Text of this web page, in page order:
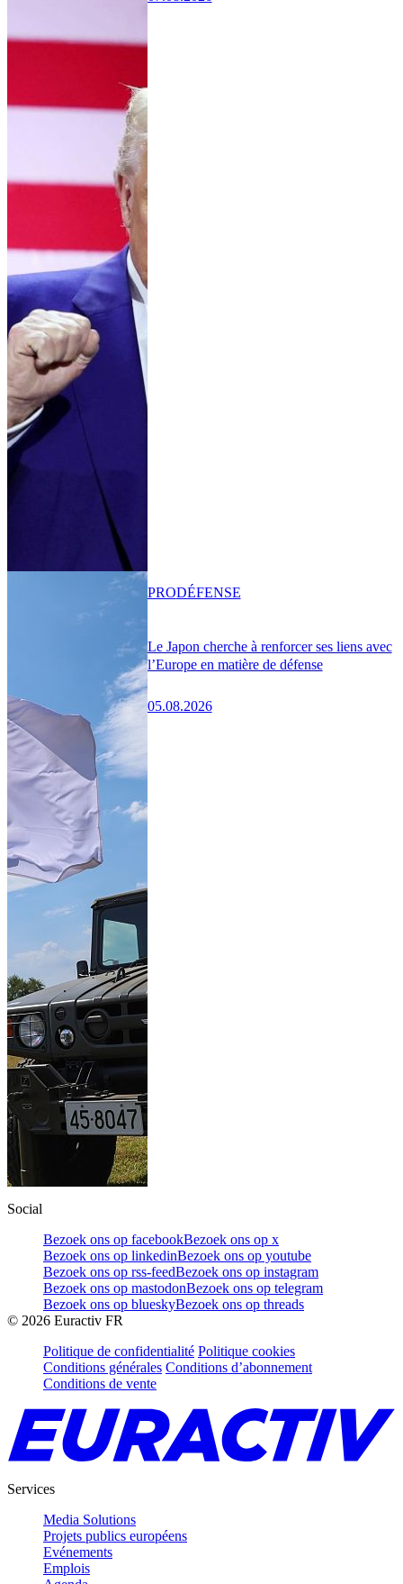
Le Japon cherche à renforcer ses liens avec
l’Europe en matière de défense
05.08.2026
PRODÉFENSE
Social
Bezoek ons op facebookBezoek ons op x
Bezoek ons op linkedinBezoek ons op youtube
Bezoek ons op rss-feedBezoek ons op instagram
Bezoek ons op mastodonBezoek ons op telegram
Bezoek ons op blueskyBezoek ons op threads
© 2026 Euractiv FR
Politique de confidentialité Politique cookies
Conditions générales Conditions d’abonnement
Conditions de vente
Services
Media Solutions
Projets publics européens
Evénements
Emplois